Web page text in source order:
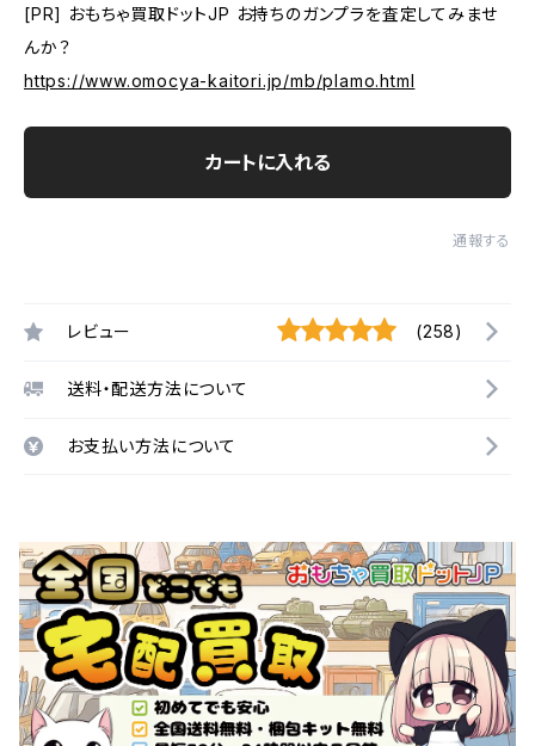
[PR] おもちゃ買取ドットJP お持ちのガンプラを査定してみませ
んか？
https://www.omocya-kaitori.jp/mb/plamo.html
カートに入れる
通報する
レビュー (258)
送料・配送方法について
お支払い方法について